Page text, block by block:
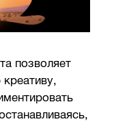
позволяет